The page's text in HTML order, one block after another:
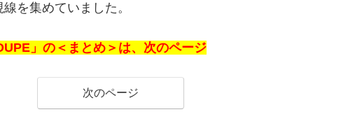
を集めていました。
」の＜まとめ＞は、次のページ
次のページ